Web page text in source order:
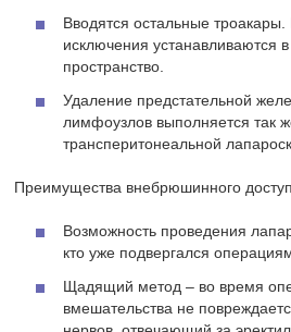
Вводятся остальные
исключения устанавливаются
пространство.
Удаление предстательной
лимфоузлов выполняется так
трансперитонеальной
Преимущества внебрюшинного
Возможность проведения
кто уже подвергался
Щадящий метод – во время
вмешательства не